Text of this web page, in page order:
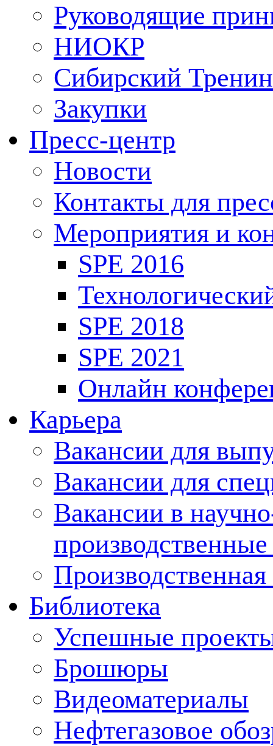
Руководящие
НИОКР
Сибирский
Закупки
Пресс-центр
Новости
Контакты для
Мероприятия и
SPE 2016
SPE 2018
SPE 2021
Онлайн
Карьера
Вакансии для
Вакансии для
Вакансии в
Производственная
Библиотека
Успешные
Брошюры
Видеоматериалы
Нефтегазовое